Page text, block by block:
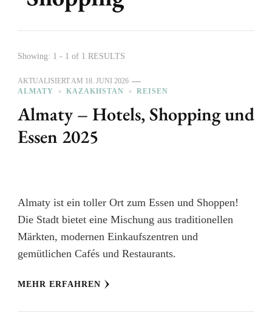
Showing: 1 - 1 of 1 RESULTS
AKTUALISIERT AM 18. JUNI 2026
ALMATY
KAZAKHSTAN REISEN
Almaty – Hotels, Shopping und
Essen 2025
Almaty ist ein toller Ort zum Essen und Shoppen!
Die Stadt bietet eine Mischung aus traditionellen
Märkten, modernen Einkaufszentren und
gemütlichen Cafés und Restaurants.
MEHR ERFAHREN